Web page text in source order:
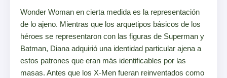
Wonder Woman en cierta medida es la representación
de lo ajeno. Mientras que los arquetipos básicos de los
héroes se representaron con las figuras de Superman y
Batman, Diana adquirió una identidad particular ajena a
estos patrones que eran más identificables por las
masas. Antes que los X-Men fueran reinventados como